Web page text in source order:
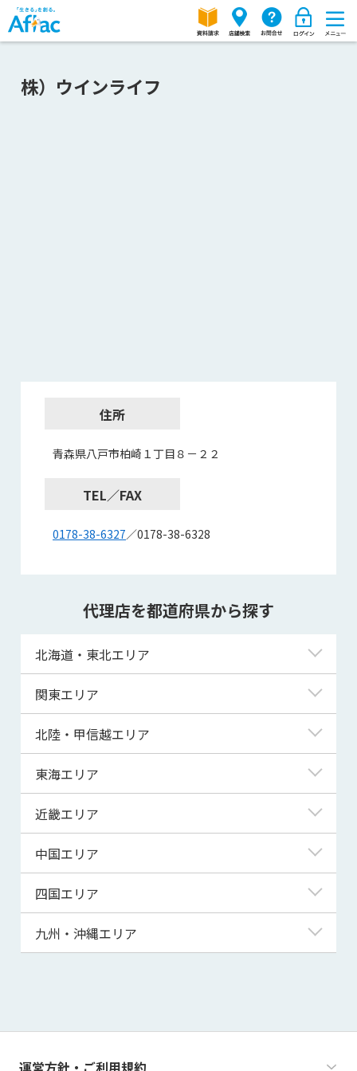
株）ウインライフ
住所
青森県八戸市柏崎１丁目８－２２
TEL／FAX
0178-38-6327／0178-38-6328
代理店を都道府県から探す
北海道・東北エリア
北海道
青森県
宮城県
秋田県
山形県
関東エリア
東京都
神奈川県
埼玉県
千葉県
茨城県
群馬県
北陸・甲信越エリア
新潟県
富山県
福井県
山梨県
長野県
東海エリア
岐阜県
静岡県
三重県
近畿エリア
滋賀県
京都府
大阪府
兵庫県
和歌山県
中国エリア
鳥取県
島根県
山口県
四国エリア
徳島県
高知県
九州・沖縄エリア
運営方針・ご利用規約